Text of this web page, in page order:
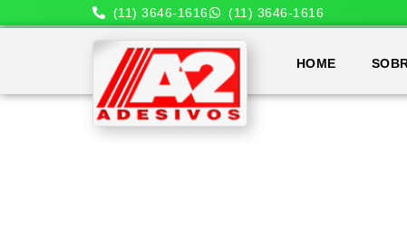
(11) 3646-1616 (11) 3646-1616
HOME